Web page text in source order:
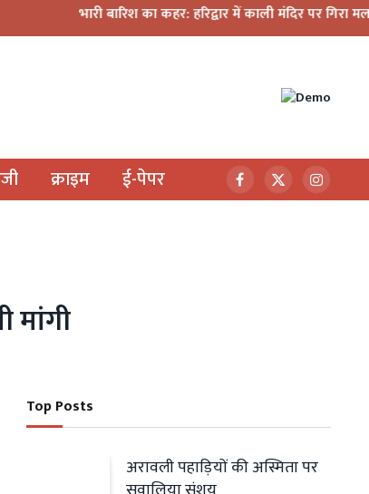
भारी बारिश का कहर: हरिद्वार में काली मंदिर पर गिरा मलबा,
क्राइम ई-पेपर Facebook
X
(Twitter)
मांगी
Top Posts
अरावली पहाड़ियों की अस्मिता पर